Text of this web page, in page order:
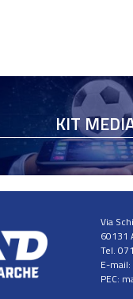
KIT
Via
60131
Tel.
E-mail:
PEC: